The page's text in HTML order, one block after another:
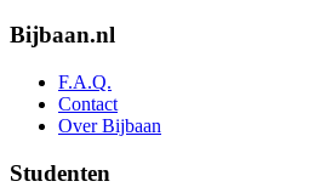
Bijbaan.nl
F.A.Q.
Contact
Over Bijbaan
Studenten